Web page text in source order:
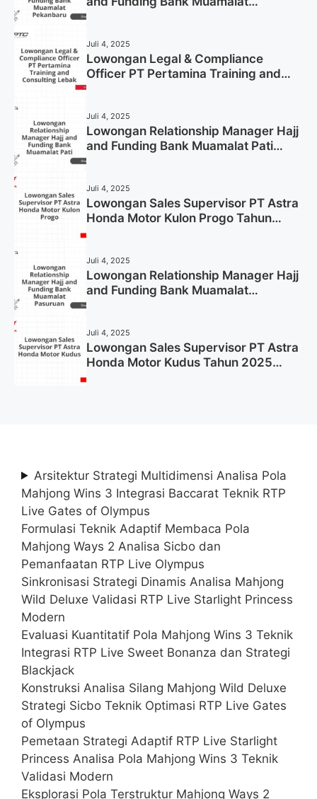
Juli 4, 2025
Lowongan Legal & Compliance
Officer PT Pertamina Training and
Juli 4, 2025
Lowongan Relationship Manager Hajj
and Funding Bank Muamalat Pati
Juli 4, 2025
Lowongan Sales Supervisor PT Astra
Honda Motor Kulon Progo Tahun
Juli 4, 2025
Lowongan Relationship Manager Hajj
and Funding Bank Muamalat
Juli 4, 2025
Lowongan Sales Supervisor PT Astra
Honda Motor Kudus Tahun 2025
Arsitektur Strategi Multidimensi Analisa Pola
Mahjong Wins 3 Integrasi Baccarat Teknik RTP
Live Gates of Olympus
Formulasi Teknik Adaptif Membaca Pola
Mahjong Ways 2 Analisa Sicbo dan
Pemanfaatan RTP Live Olympus
Sinkronisasi Strategi Dinamis Analisa Mahjong
Wild Deluxe Validasi RTP Live Starlight Princess
Modern
Evaluasi Kuantitatif Pola Mahjong Wins 3 Teknik
Integrasi RTP Live Sweet Bonanza dan Strategi
Blackjack
Konstruksi Analisa Silang Mahjong Wild Deluxe
Strategi Sicbo Teknik Optimasi RTP Live Gates
of Olympus
Pemetaan Strategi Adaptif RTP Live Starlight
Princess Analisa Pola Mahjong Wins 3 Teknik
Validasi Modern
Eksplorasi Pola Terstruktur Mahjong Ways 2